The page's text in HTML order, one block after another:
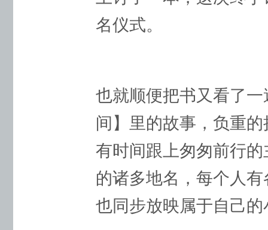
名仪式。
也就顺便把书又看了
间】里的故事，负重
有时间跟上匆匆前行
的诸多地名，每个人
也同步放映属于自己的